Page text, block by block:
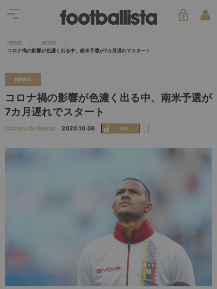
HOME
NEWS
コロナ禍の影響が色濃く出る中、南米予選が7カ月遅れでスタート
NEWS
コロナ禍の影響が色濃く出る中、南米予選が
7カ月遅れでスタート
Chizuru de Garcia 2020.10.08